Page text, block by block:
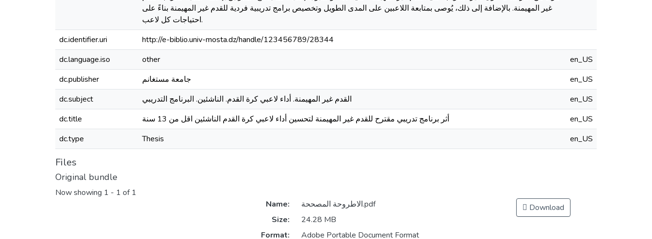
غير المهيمنة. بالإضافة إلى ذلك، يُوصى بمتابعة اللاعبين على المدى الطويل وتخصيص برامج تدريبية فردية للقدم غير المهيمنة بناءً على
احتياجات كل لاعب.
dc.identifier.uri
http://e-biblio.univ-mosta.dz/handle/123456789/28344
dc.language.iso
other
en_US
dc.publisher
جامعة مستغانم
en_US
dc.subject
القدم غير المهيمنة. أداء لاعبي كرة القدم. الناشئين. البرنامج التدريبي
en_US
dc.title
أثر برنامج تدريبي مقترح للقدم غير المهيمنة لتحسين أداء لاعبي كرة القدم الناشئين اقل من 13 سنة
en_US
dc.type
Thesis en_US
Files
Original bundle
Now showing 1 - 1 of 1
Name:
الاطروحة المصححة.pdf
Size:
24.28 MB
Format:
Adobe Portable Document Format
Download